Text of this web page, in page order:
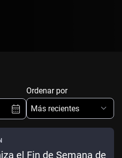
Ordenar por
Más recientes
el Fin de Semana de